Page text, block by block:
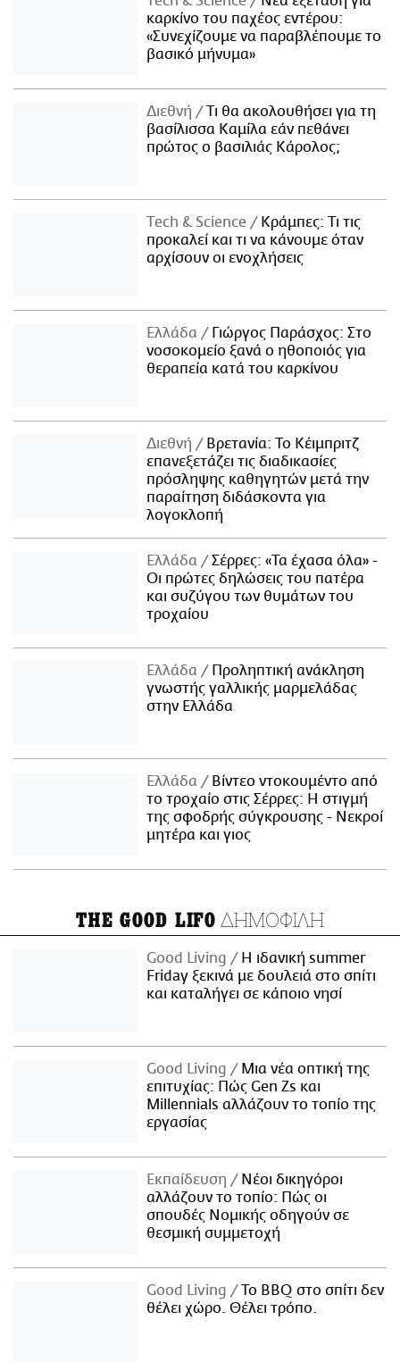
καρκίνο του παχέος εντέρου:
«Συνεχίζουμε να παραβλέπουμε το
βασικό μήνυμα»
Διεθνή
Τι θα ακολουθήσει για τη
βασίλισσα Καμίλα εάν πεθάνει
πρώτος ο βασιλιάς Κάρολος;
Τech & Science
Κράμπες: Τι τις
προκαλεί και τι να κάνουμε όταν
αρχίσουν οι ενοχλήσεις
Ελλάδα
Γιώργος Παράσχος: Στο
νοσοκομείο ξανά ο ηθοποιός για
θεραπεία κατά του καρκίνου
Διεθνή
Βρετανία: Το Κέιμπριτζ
επανεξετάζει τις διαδικασίες
πρόσληψης καθηγητών μετά την
παραίτηση διδάσκοντα για
λογοκλοπή
Ελλάδα
Σέρρες: «Τα έχασα όλα» -
Οι πρώτες δηλώσεις του πατέρα
και συζύγου των θυμάτων του
τροχαίου
Ελλάδα
Προληπτική ανάκληση
γνωστής γαλλικής μαρμελάδας
στην Ελλάδα
Ελλάδα
Βίντεο ντοκουμέντο από
το τροχαίο στις Σέρρες: Η στιγμή
της σφοδρής σύγκρουσης - Νεκροί
μητέρα και γιος
THE GOOD LIFO ΔΗΜΟΦΙΛΗ
Good Living
Η ιδανική summer
Friday ξεκινά με δουλειά στο σπίτι
και καταλήγει σε κάποιο νησί
Good Living
Μια νέα οπτική της
επιτυχίας: Πώς Gen Zs και
Millennials αλλάζουν το τοπίο της
εργασίας
Εκπαίδευση
Νέοι δικηγόροι
αλλάζουν το τοπίο: Πώς οι
σπουδές Νομικής οδηγούν σε
θεσμική συμμετοχή
Good Living
Το BBQ στο σπίτι δεν
θέλει χώρο. Θέλει τρόπο.